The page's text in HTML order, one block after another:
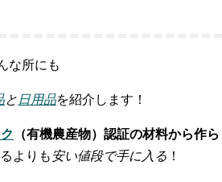
な所にも
と日用品を紹介します！
（有機農産物）認証の材料から作ら
よりも 安い値段で手に入る ！